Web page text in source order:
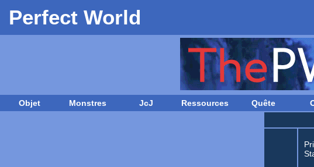
Perfect World
Objet Monstres JcJ Ressources Quête